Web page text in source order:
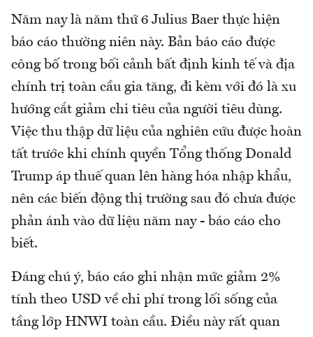
Năm nay là năm thứ 6 Julius Baer thực hiện
báo cáo thường niên này. Bản báo cáo được
công bố trong bối cảnh bất định kinh tế và địa
chính trị toàn cầu gia tăng, đi kèm với đó là xu
hướng cắt giảm chi tiêu của người tiêu dùng.
Việc thu thập dữ liệu của nghiên cứu được hoàn
tất trước khi chính quyền Tổng thống Donald
Trump áp thuế quan lên hàng hóa nhập khẩu,
nên các biến động thị trường sau đó chưa được
phản ánh vào dữ liệu năm nay - báo cáo cho
biết.
Đáng chú ý, báo cáo ghi nhận mức giảm 2%
tính theo USD về chi phí trong lối sống của
tầng lớp HNWI toàn cầu. Điều này rất quan